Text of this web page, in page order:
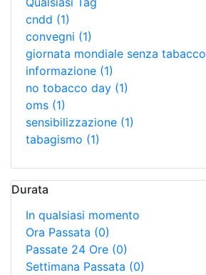
cndd (1)
convegni (1)
giornata mondiale senza tabacco
informazione (1)
no tobacco day (1)
oms (1)
sensibilizzazione (1)
tabagismo (1)
Durata
In qualsiasi momento
Ora Passata (0)
Passate 24 Ore (0)
Settimana Passata (0)